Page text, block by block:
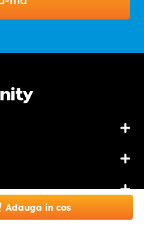
Adauga in cos
(07INFINITY)